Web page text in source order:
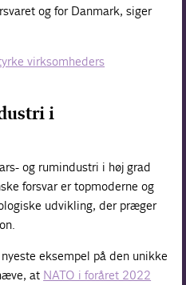
og for Danmark, siger
virksomheders
i
og rumindustri i høj grad
forsvar er topmoderne og
udvikling, der præger
eksempel på den unikke
at NATO i foråret 2022